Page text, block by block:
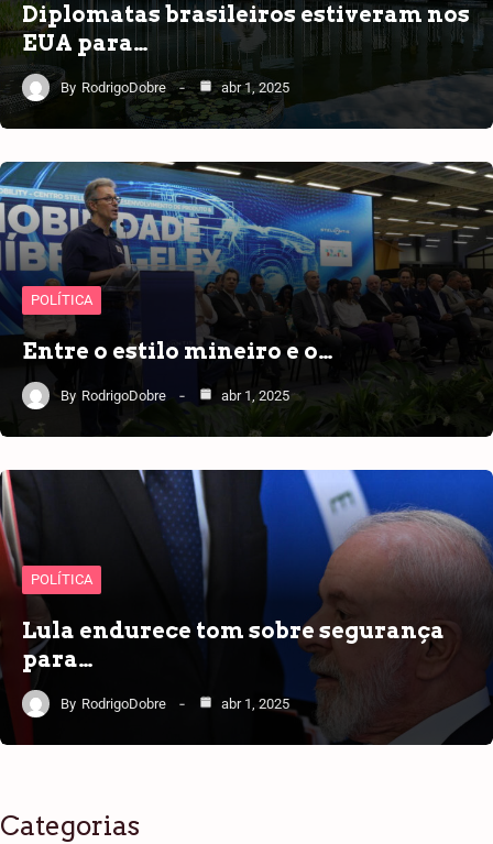
Diplomatas brasileiros estiveram nos
EUA para…
By RodrigoDobre abr 1, 2025
POLÍTICA
Entre o estilo mineiro e o…
By RodrigoDobre abr 1, 2025
POLÍTICA
Lula endurece tom sobre segurança
para…
By RodrigoDobre abr 1, 2025
Categorias